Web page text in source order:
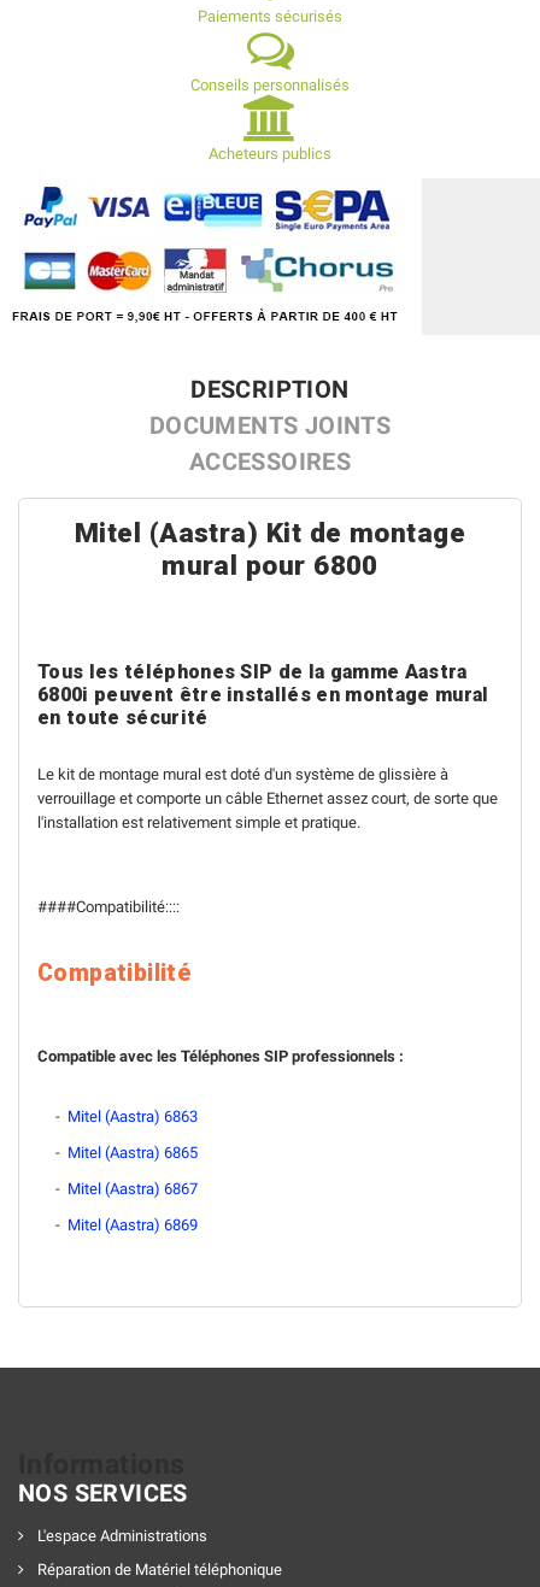
Paiements sécurisés
Conseils personnalisés
Acheteurs publics
DESCRIPTION
DOCUMENTS JOINTS
ACCESSOIRES
Mitel (Aastra) Kit de montage
mural pour 6800
Tous les téléphones SIP de la gamme Aastra
6800i peuvent être installés en montage mural
en toute sécurité
Le kit de montage mural est doté d'un système de glissière à
verrouillage et comporte un câble Ethernet assez court, de sorte que
l'installation est relativement simple et pratique.
####Compatibilité::::
Compatibilité
Compatible avec les Téléphones SIP professionnels :
- Mitel (Aastra) 6863
- Mitel (Aastra) 6865
- Mitel (Aastra) 6867
- Mitel (Aastra) 6869
NOS SERVICES
L'espace Administrations
Réparation de Matériel téléphonique